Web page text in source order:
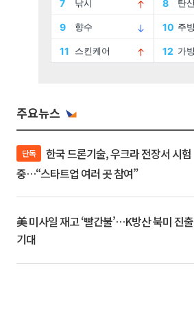
주요뉴스
단독
중…“스타트업 여러 곳 참여”
美 미사일 재고 ‘빨간불’…K방산 북미 진출
기대